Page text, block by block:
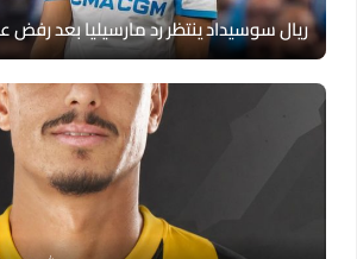
ريال سوسيداد ينتظر رد مارسيليا بعد رفض